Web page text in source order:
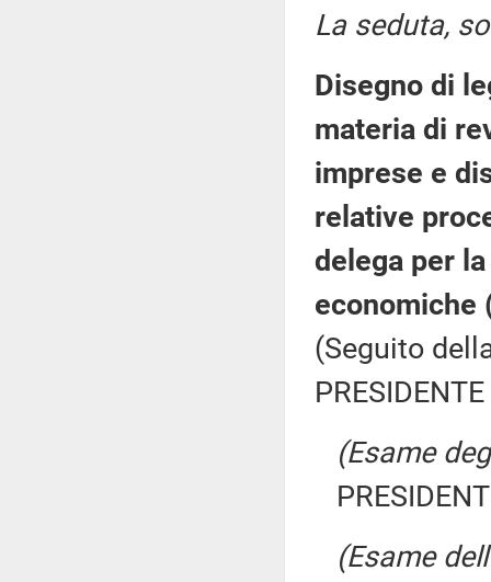
La seduta,
Disegno di
materia di
imprese e
relative
delega per
economiche
(Seguito
(Esame
(Esame